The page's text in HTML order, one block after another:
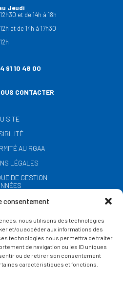
consentement
nous utilisons des technologies
et/ou accéder aux informations des
technologies nous permettra de traiter
de navigation ou les ID uniques
ou de retirer son consentement
caractéristiques et fonctions.
Jeudi
et de 14h à 18h
et de 14h à 17h30
91 10 48 00
CONTACTER
SITE
AU RGAA
LÉGALES
DE GESTION
DES COOKIES
RÉSEAUX